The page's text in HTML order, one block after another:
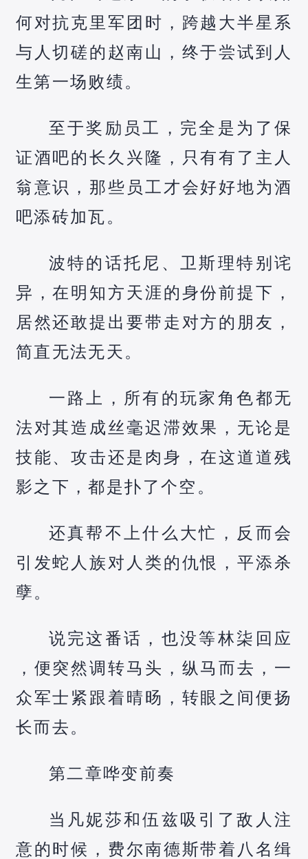
何对抗克里军团时，跨越大半星系
与人切磋的赵南山，终于尝试到人
生第一场败绩。
至于奖励员工，完全是为了保
证酒吧的长久兴隆，只有有了主人
翁意识，那些员工才会好好地为酒
吧添砖加瓦。
波特的话托尼、卫斯理特别诧
异，在明知方天涯的身份前提下，
居然还敢提出要带走对方的朋友，
简直无法无天。
一路上，所有的玩家角色都无
法对其造成丝毫迟滞效果，无论是
技能、攻击还是肉身，在这道道残
影之下，都是扑了个空。
还真帮不上什么大忙，反而会
引发蛇人族对人类的仇恨，平添杀
孽。
说完这番话，也没等林柒回应
，便突然调转马头，纵马而去，一
众军士紧跟着晴旸，转眼之间便扬
长而去。
第二章哗变前奏
当凡妮莎和伍兹吸引了敌人注
意的时候，费尔南德斯带着八名缉